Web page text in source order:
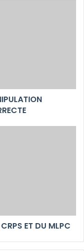
ET DU MLPC